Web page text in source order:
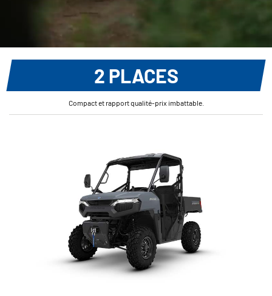
2 PLACES
Compact et rapport qualité-prix imbattable.